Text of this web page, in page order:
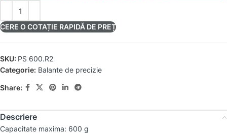
CERE O COTAȚIE RAPIDĂ DE PREȚ
SKU: PS 600.R2
Categorie: Balante de precizie
Share:
Descriere
Capacitate maxima: 600 g